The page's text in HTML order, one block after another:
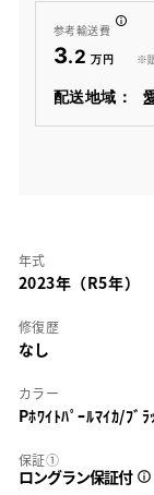
参考輸送費
3.2 ※
配送地域：
年式
2023年（R5年）
修復歴
なし
カラー
Pﾎﾜｲﾄﾊﾟｰﾙﾏｲｶ/ﾌﾞ
保証①
ロングラン保証付